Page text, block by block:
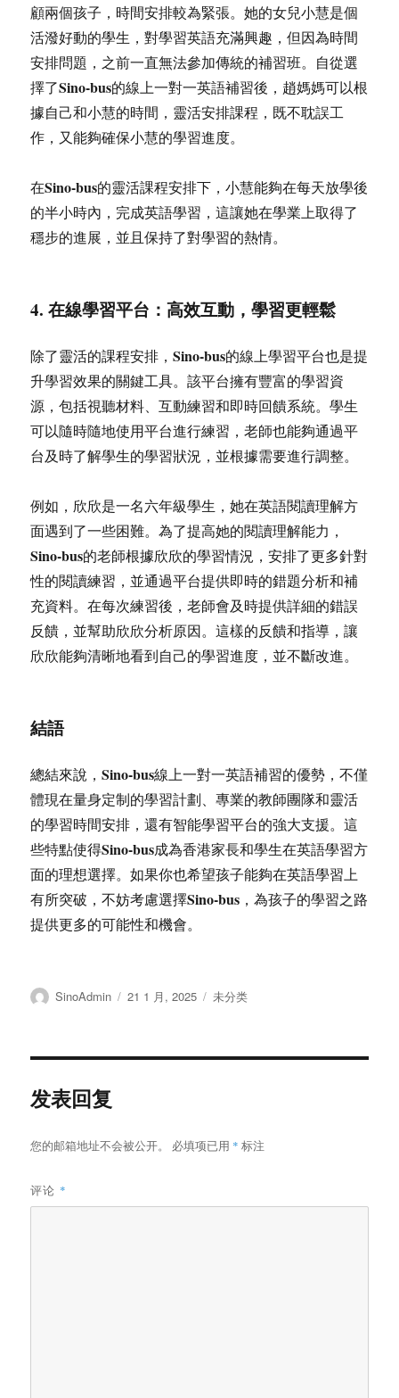
顧兩個孩子，時間安排較為緊張。她的女兒小慧是個
活潑好動的學生，對學習英語充滿興趣，但因為時間
安排問題，之前一直無法參加傳統的補習班。自從選
擇了Sino-bus的線上一對一英語補習後，趙媽媽可以根
據自己和小慧的時間，靈活安排課程，既不耽誤工
作，又能夠確保小慧的學習進度。
在Sino-bus的靈活課程安排下，小慧能夠在每天放學後
的半小時內，完成英語學習，這讓她在學業上取得了
穩步的進展，並且保持了對學習的熱情。
4. 在線學習平台：高效互動，學習更輕鬆
除了靈活的課程安排，Sino-bus的線上學習平台也是提
升學習效果的關鍵工具。該平台擁有豐富的學習資
源，包括視聽材料、互動練習和即時回饋系統。學生
可以隨時隨地使用平台進行練習，老師也能夠通過平
台及時了解學生的學習狀況，並根據需要進行調整。
例如，欣欣是一名六年級學生，她在英語閱讀理解方
面遇到了一些困難。為了提高她的閱讀理解能力，
Sino-bus的老師根據欣欣的學習情況，安排了更多針對
性的閱讀練習，並通過平台提供即時的錯題分析和補
充資料。在每次練習後，老師會及時提供詳細的錯誤
反饋，並幫助欣欣分析原因。這樣的反饋和指導，讓
欣欣能夠清晰地看到自己的學習進度，並不斷改進。
結語
總結來說，Sino-bus線上一對一英語補習的優勢，不僅
體現在量身定制的學習計劃、專業的教師團隊和靈活
的學習時間安排，還有智能學習平台的強大支援。這
些特點使得Sino-bus成為香港家長和學生在英語學習方
面的理想選擇。如果你也希望孩子能夠在英語學習上
有所突破，不妨考慮選擇Sino-bus ，為孩子的學習之路
提供更多的可能性和機會。
作
SinoAdmin
发
21 1 月, 2025
分
未分类
发表回复
您的邮箱地址不会被公开。 必填项已用 * 标注
评论 *